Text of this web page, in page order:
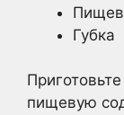
Губка
пищевую